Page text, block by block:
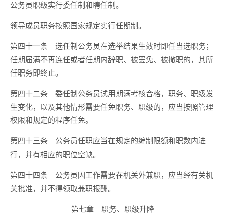
公务员职级实行委任制和聘任制。
领导成员职务按照国家规定实行任期制。
第四十一条
选任制公务员在选举结果生效时即任当选职务；
任期届满不再连任或者任期内辞职、被罢免、被撤职的，其所
任职务即终止。
第四十二条
委任制公务员试用期满考核合格，职务、职级发
生变化，以及其他情形需要任免职务、职级的，应当按照管理
权限和规定的程序任免。
第四十三条
公务员任职应当在规定的编制限额和职数内进
行，并有相应的职位空缺。
第四十四条
公务员因工作需要在机关外兼职，应当经有关机
关批准，并不得领取兼职报酬。
第七章 职务、职级升降